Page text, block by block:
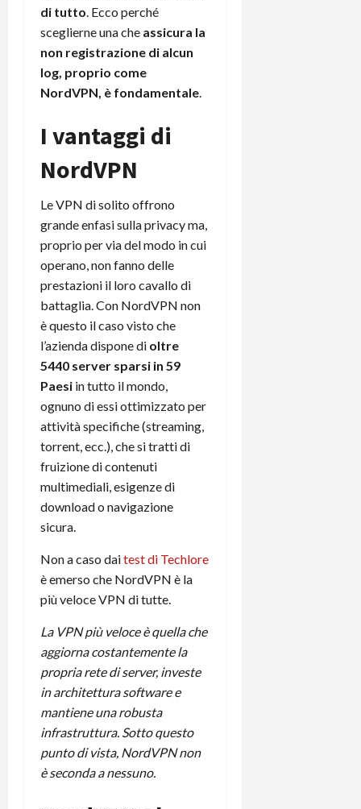
di tutto . Ecco perché
sceglierne una che assicura la
non registrazione di alcun
log, proprio come
NordVPN, è fondamentale
I vantaggi di
NordVPN
Le VPN di solito offrono
grande enfasi sulla privacy ma,
proprio per via del modo in cui
operano, non fanno delle
prestazioni il loro cavallo di
battaglia. Con NordVPN non
è questo il caso visto che
l’azienda dispone di oltre
5440 server sparsi in 59
Paesi in tutto il mondo,
ognuno di essi ottimizzato per
attività specifiche (streaming,
torrent, ecc.), che si tratti di
fruizione di contenuti
multimediali, esigenze di
download o navigazione
sicura.
Non a caso daitest di Techlore
è emerso che NordVPN è la
più veloce VPN di tutte.
La VPN più veloce è quella che
aggiorna costantemente la
propria rete di server, investe
in architettura software e
mantiene una robusta
infrastruttura. Sotto questo
punto di vista, NordVPN non
è seconda a nessuno.